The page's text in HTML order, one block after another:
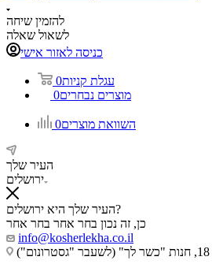
להזמין שיחה
לשאול שאלה
כניסה לאזור אישי
עגלת קניות0
מוצרים נבחרים0
השוואת מוצרים0
העיר שלך
ירושלים
העיר שלך היא ירושלים?
כן, זה נכון בחר אחר בחר אחר
info@kosherlekha.co.il